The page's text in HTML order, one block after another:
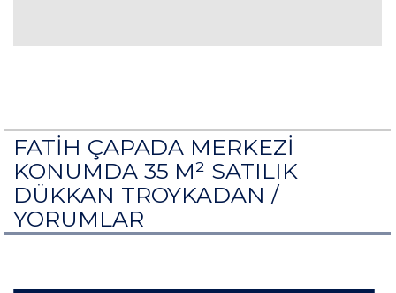
FATİH ÇAPADA MERKEZİ
KONUMDA 35 M² SATILIK
DÜKKAN TROYKADAN /
YORUMLAR